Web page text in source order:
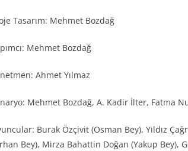
Tasarım: Mehmet Bozdağ
Mehmet Bozdağ
Ahmet Yılmaz
Mehmet Bozdağ, A. Kadir İlter, Fatma
Burak Özçivit (Osman Bey), Yıldız
Bey), Mirza Bahattin Doğan (Yakup Bey),